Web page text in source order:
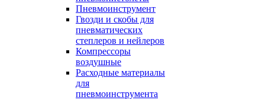
Пневмоинструмент
Гвозди и скобы для
пневматических
степлеров и нейлеров
Компрессоры
воздушные
Расходные материалы
для
пневмоинструмента